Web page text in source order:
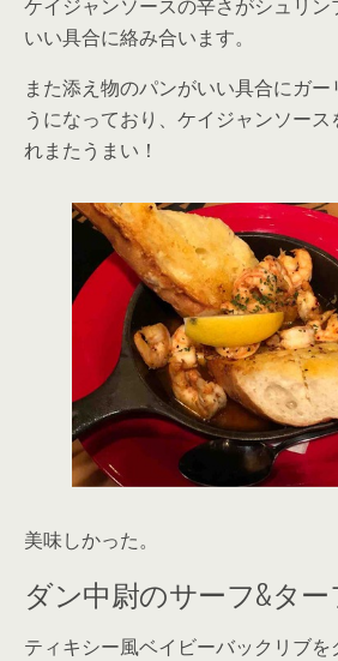
ケイジャンソースの辛さがシュリン
いい具合に絡み合います。
また添え物のパンがいい具合にガ
うになっており、ケイジャンソー
れまたうまい！
美味しかった。
ダン中尉のサーフ&ター
ティキシー風ベイビーバックリブ